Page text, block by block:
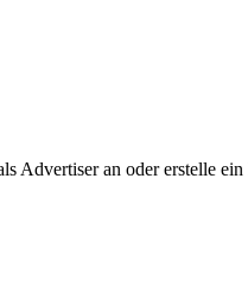
Advertiser an oder erstelle